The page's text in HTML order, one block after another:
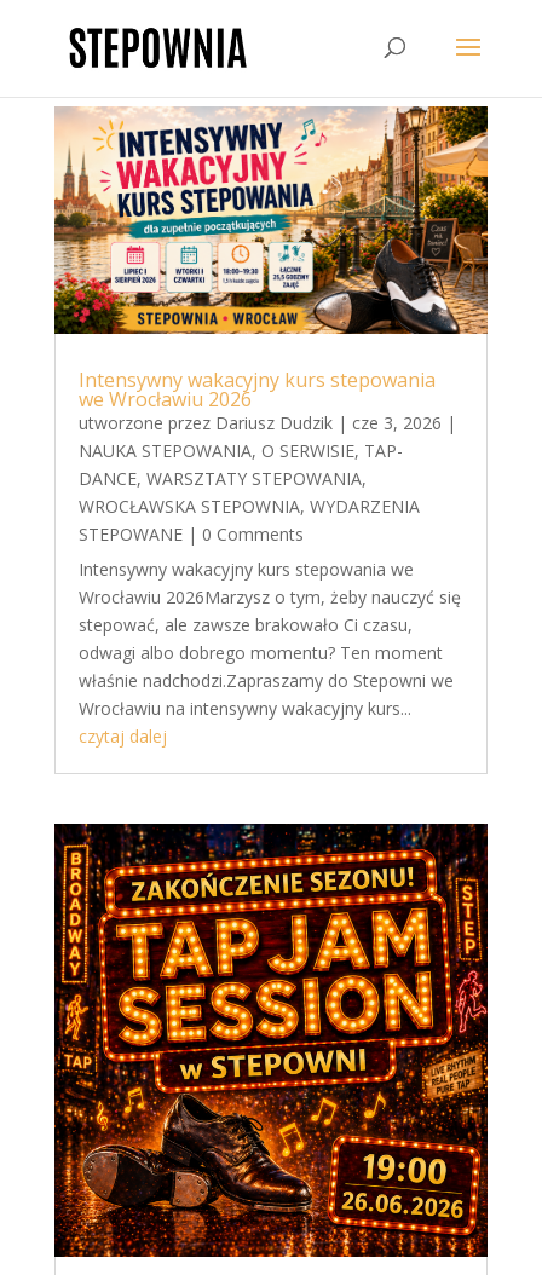
Intensywny wakacyjny kurs stepowania
we Wrocławiu 2026
utworzone przez Dariusz Dudzik| cze 3, 2026 |
NAUKA STEPOWANIA, O SERWISIE, TAP-
DANCE, WARSZTATY STEPOWANIA,
WROCŁAWSKA STEPOWNIA, WYDARZENIA
STEPOWANE| 0 Comments
Intensywny wakacyjny kurs stepowania we
Wrocławiu 2026Marzysz o tym, żeby nauczyć się
stepować, ale zawsze brakowało Ci czasu,
odwagi albo dobrego momentu? Ten moment
właśnie nadchodzi.Zapraszamy do Stepowni we
Wrocławiu na intensywny wakacyjny kurs...
czytaj dalej